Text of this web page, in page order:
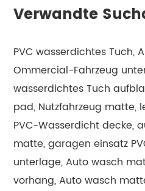
Verwandte
PVC wasserdichtes Tuch,
Ommercial-Fahrzeug
wasserdichtes Tuch
pad, Nutzfahrzeug matte,
PVC-Wasserdicht decke,
matte, garagen einsatz
unterlage, Auto wasch
vorhang, Auto wasch